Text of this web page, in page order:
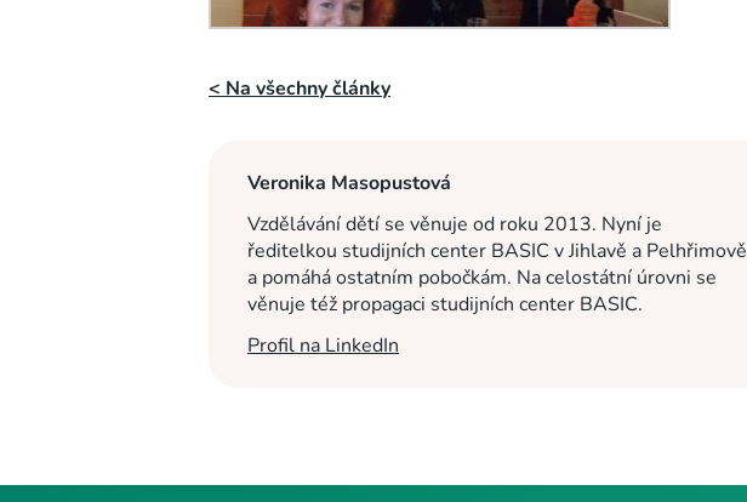
< Na všechny články
Veronika Masopustová
Vzdělávání dětí se věnuje od roku 2013. Nyní je
ředitelkou studijních center BASIC v Jihlavě a Pelhřimově
a pomáhá ostatním pobočkám. Na celostátní úrovni se
věnuje též propagaci studijních center BASIC.
Profil na LinkedIn